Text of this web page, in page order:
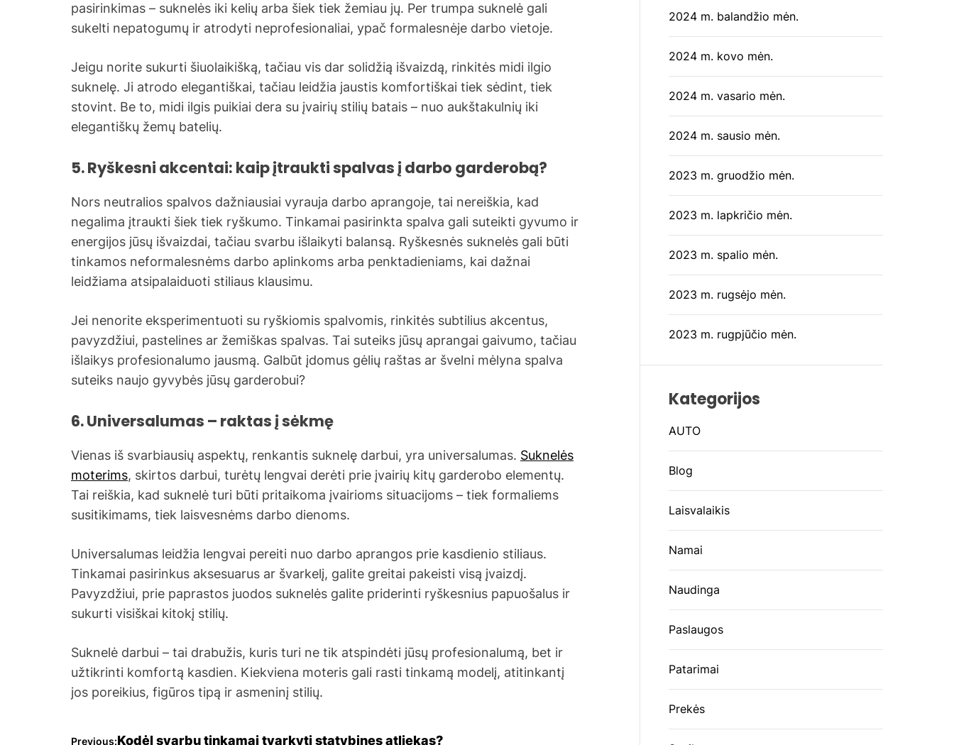
pasirinkimas – suknelės iki kelių arba šiek tiek žemiau jų. Per trumpa suknelė gali
sukelti nepatogumų ir atrodyti neprofesionaliai, ypač formalesnėje darbo vietoje.
Jeigu norite sukurti šiuolaikišką, tačiau vis dar solidžią išvaizdą, rinkitės midi ilgio
suknelę. Ji atrodo elegantiškai, tačiau leidžia jaustis komfortiškai tiek sėdint, tiek
stovint. Be to, midi ilgis puikiai dera su įvairių stilių batais – nuo aukštakulnių iki
elegantiškų žemų batelių.
5. Ryškesni akcentai: kaip įtraukti spalvas į darbo garderobą?
Nors neutralios spalvos dažniausiai vyrauja darbo aprangoje, tai nereiškia, kad
negalima įtraukti šiek tiek ryškumo. Tinkamai pasirinkta spalva gali suteikti gyvumo ir
energijos jūsų išvaizdai, tačiau svarbu išlaikyti balansą. Ryškesnės suknelės gali būti
tinkamos neformalesnėms darbo aplinkoms arba penktadieniams, kai dažnai
leidžiama atsipalaiduoti stiliaus klausimu.
Jei nenorite eksperimentuoti su ryškiomis spalvomis, rinkitės subtilius akcentus,
pavyzdžiui, pastelines ar žemiškas spalvas. Tai suteiks jūsų aprangai gaivumo, tačiau
išlaikys profesionalumo jausmą. Galbūt įdomus gėlių raštas ar švelni mėlyna spalva
suteiks naujo gyvybės jūsų garderobui?
6. Universalumas – raktas į sėkmę
Vienas iš svarbiausių aspektų, renkantis suknelę darbui, yra universalumas. Suknelės
moterims, skirtos darbui, turėtų lengvai derėti prie įvairių kitų garderobo elementų.
Tai reiškia, kad suknelė turi būti pritaikoma įvairioms situacijoms – tiek formaliems
susitikimams, tiek laisvesnėms darbo dienoms.
Universalumas leidžia lengvai pereiti nuo darbo aprangos prie kasdienio stiliaus.
Tinkamai pasirinkus aksesuarus ar švarkelį, galite greitai pakeisti visą įvaizdį.
Pavyzdžiui, prie paprastos juodos suknelės galite priderinti ryškesnius papuošalus ir
sukurti visiškai kitokį stilių.
Suknelė darbui – tai drabužis, kuris turi ne tik atspindėti jūsų profesionalumą, bet ir
užtikrinti komfortą kasdien. Kiekviena moteris gali rasti tinkamą modelį, atitinkantį
jos poreikius, figūros tipą ir asmeninį stilių.
Previous:Kodėl svarbu tinkamai tvarkyti statybines atliekas?
2024 m. balandžio mėn.
2024 m. kovo mėn.
2024 m. vasario mėn.
2024 m. sausio mėn.
2023 m. gruodžio mėn.
2023 m. lapkričio mėn.
2023 m. spalio mėn.
2023 m. rugsėjo mėn.
2023 m. rugpjūčio mėn.
Kategorijos
AUTO
Blog
Laisvalaikis
Namai
Naudinga
Paslaugos
Patarimai
Prekės